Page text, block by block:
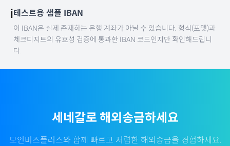
ℹ️테스트용 샘플 IBAN
이 IBAN은 실제 존재하는 은행 계좌가 아닐 수 있습니다. 형식(포맷)과
체크디지트의 유효성 검증에 통과한 IBAN 코드인지만 확인해드립니
다.
세네갈로 해외송금하세요
모인비즈플러스와 함께 빠르고 저렴한 해외송금을 경험하세요.